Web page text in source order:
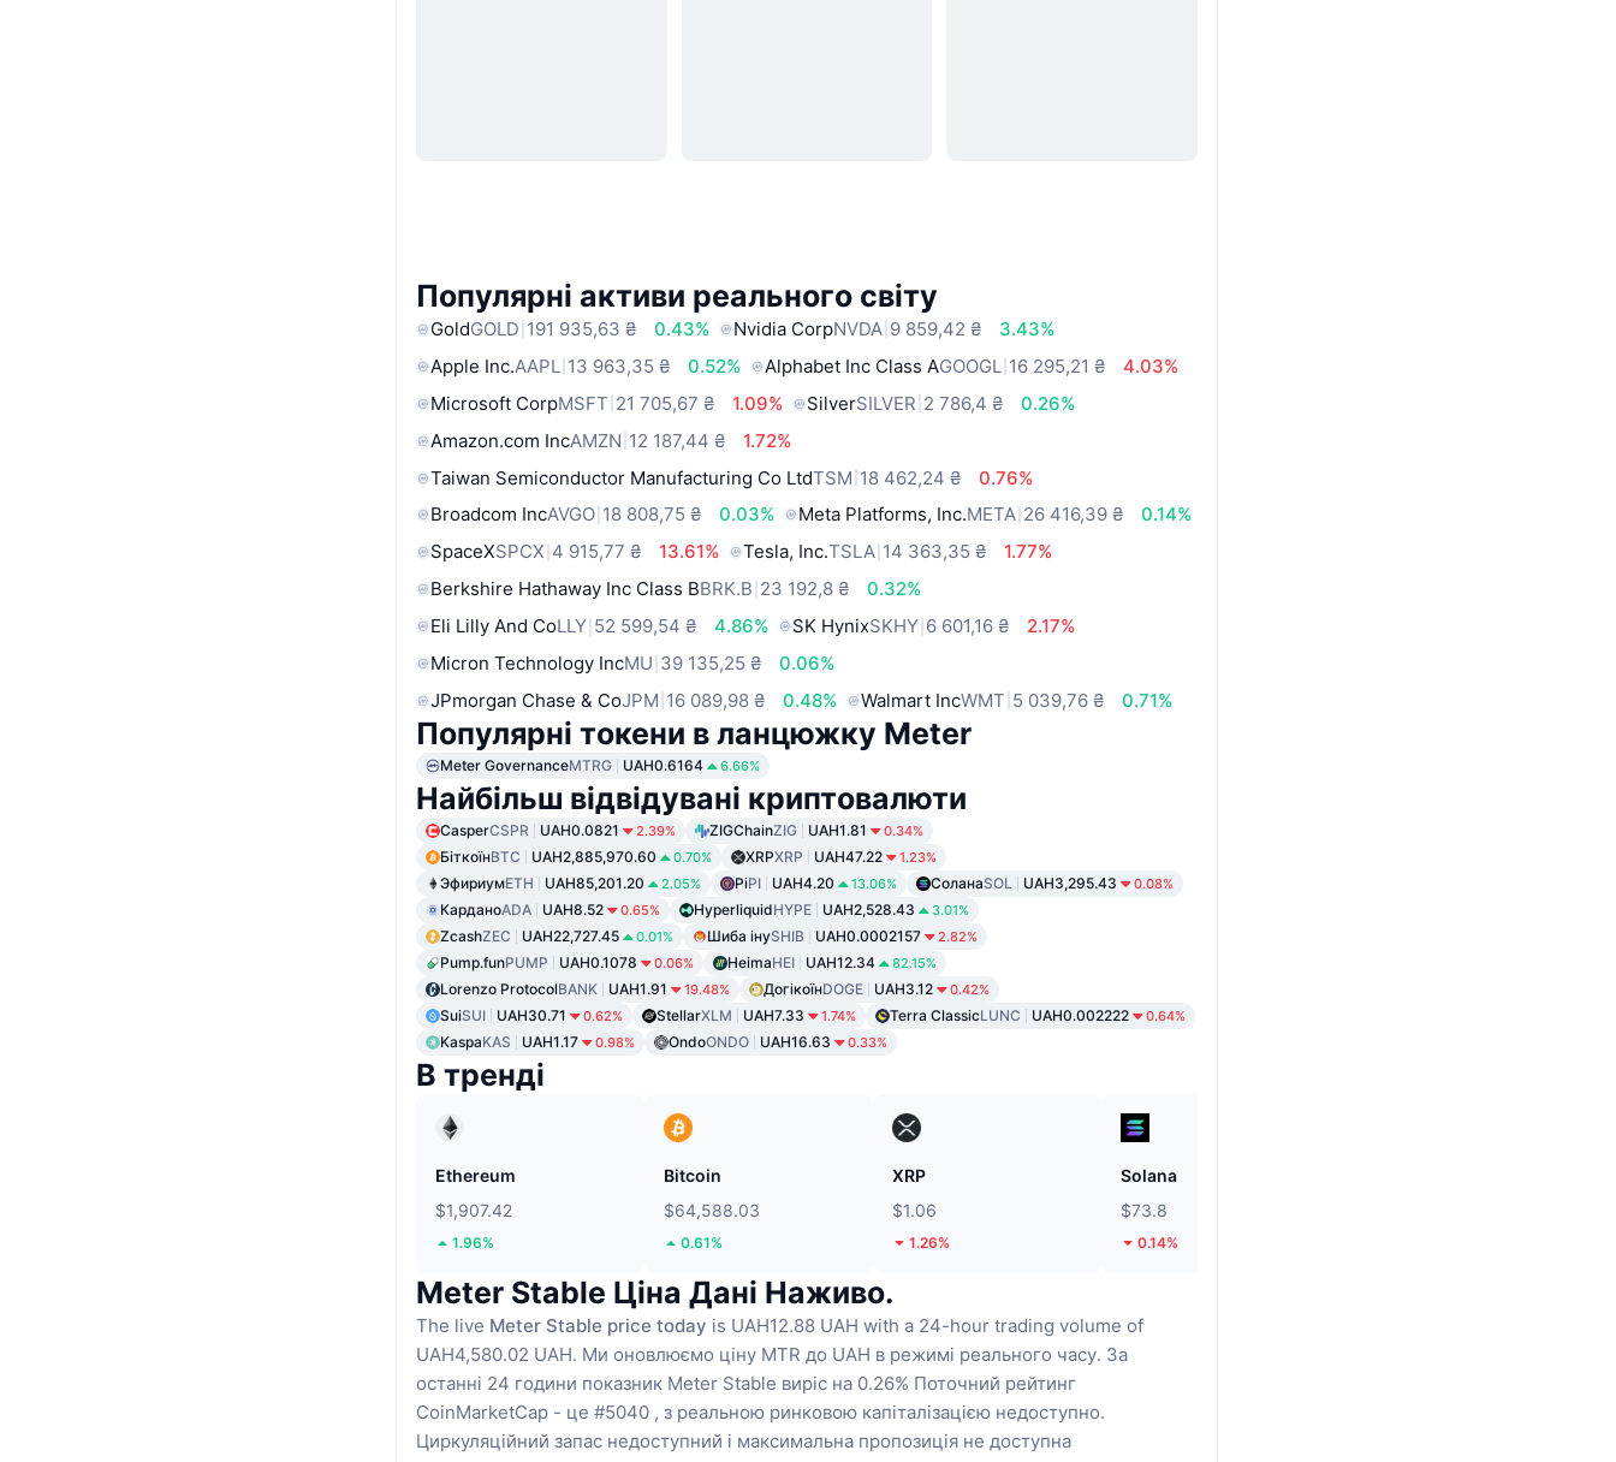
Популярні активи реального світу
GoldGOLD 191 935,63 ₴ 0.43% Nvidia CorpNVDA 9 859,42 ₴
3.43%
Apple Inc.AAPL 13 963,35 ₴ 0.52% Alphabet Inc Class AGOOGL 16 295,21 ₴
4.03%
Microsoft CorpMSFT 21 705,67 ₴ 1.09% SilverSILVER 2 786,4 ₴
0.26%
Amazon.com IncAMZN 12 187,44 ₴
1.72%
Taiwan Semiconductor Manufacturing Co LtdTSM 18 462,24 ₴
0.76%
Broadcom IncAVGO 18 808,75 ₴ 0.03% Meta Platforms, Inc.META 26 416,39 ₴
0.14%
SpaceXSPCX 4 915,77 ₴ 13.61% Tesla, Inc.TSLA 14 363,35 ₴
1.77%
Berkshire Hathaway Inc Class BBRK.B 23 192,8 ₴
0.32%
Eli Lilly And CoLLY 52 599,54 ₴ 4.86% SK HynixSKHY 6 601,16 ₴
2.17%
Micron Technology IncMU 39 135,25 ₴
0.06%
JPmorgan Chase & CoJPM 16 089,98 ₴ 0.48% Walmart IncWMT 5 039,76 ₴ 0.71%
Популярні токени в ланцюжку Meter
Meter GovernanceMTRG UAH0.6164 6.66%
Найбільш відвідувані криптовалюти
CasperCSPR UAH0.0821 2.39% ZIGChainZIG UAH1.81 0.34%
БіткоїнBTC UAH2,885,970.60 0.70% XRPXRP UAH47.22 1.23%
ЭфириумETH UAH85,201.20 2.05% PiPI UAH4.20 13.06% СоланаSOL UAH3,295.43 0.08%
КарданоADA UAH8.52 0.65% HyperliquidHYPE UAH2,528.43 3.01%
ZcashZEC UAH22,727.45 0.01% Шиба інуSHIB UAH0.0002157 2.82%
Pump.funPUMP UAH0.1078 0.06% HeimaHEI UAH12.34 82.15%
Lorenzo ProtocolBANK UAH1.91 19.48% ДогікоїнDOGE UAH3.12 0.42%
SuiSUI UAH30.71 0.62% StellarXLM UAH7.33 1.74% Terra ClassicLUNC UAH0.002222 0.64%
KaspaKAS UAH1.17 0.98% OndoONDO UAH16.63 0.33%
В тренді
Ethereum
$1,907.42
1.96%
Bitcoin
$64,588.03
0.61%
XRP
$1.06
1.26%
Solana
$73.8
0.14%
Meter Stable Ціна Дані Наживо.
The live Meter Stable price today is UAH12.88 UAH with a 24-hour trading volume of
UAH4,580.02 UAH. Ми оновлюємо ціну MTR до UAH в режимі реального часу. За
останні 24 години показник Meter Stable виріс на 0.26% Поточний рейтинг
CoinMarketCap - це #5040 , з реальною ринковою капіталізацією недоступно.
Циркуляційний запас недоступний і максимальна пропозиція не доступна